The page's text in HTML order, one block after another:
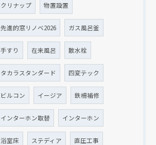
クリナップ 物置設置
先進的窓リノベ2026 ガス風呂釜
手すり 在来風呂 散水栓
タカラスタンダード 四変テック
ビルコン イージア 鉄柵補修
インターホン取替 インターホン
浴室床 ステディア 直圧工事